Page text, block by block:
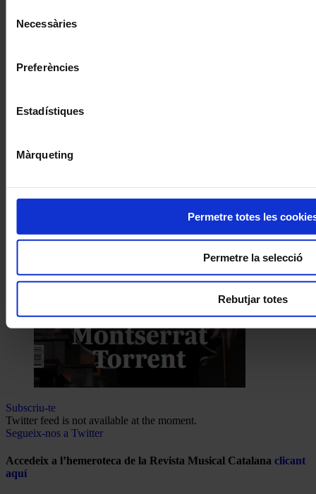
Necessàries
Preferències
Estadístiques
Màrqueting
Permetre totes les
Permetre la selecció
Rebutjar totes
Subscriu-te
Twitter feed is not available at the moment.
Segueix-nos a Twitter
Accedeix a l’hemeroteca de la Revista Musical Catalana clicant
aquí